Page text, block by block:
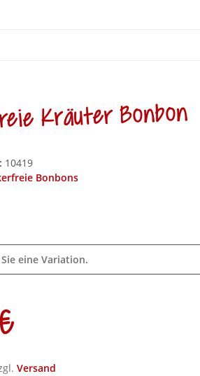
Kräuter Bonbon
10419
Bonbons
eine Variation.
Versand